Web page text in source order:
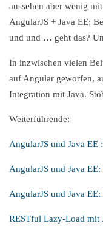
aussehen aber wenig
AngularJS + Java EE;
und und … geht das?
In inzwischen vielen
auf Angular geworfen,
Integration mit Java.
Weiterführende:
AngularJS und Java EE
AngularJS und Java
AngularJS und Java
RESTful Lazy-Load mit